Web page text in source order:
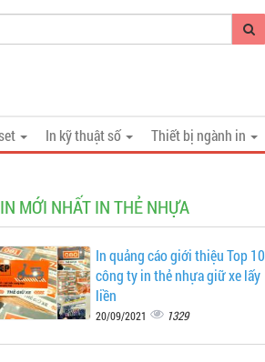
Thiết bị ngành in
In kỹ thuật số
MỚI NHẤT IN THẺ NHỰA
In quảng cáo giới thiệu Top 10
công ty in thẻ nhựa giữ xe lấy
liền
20/09/2021 1329